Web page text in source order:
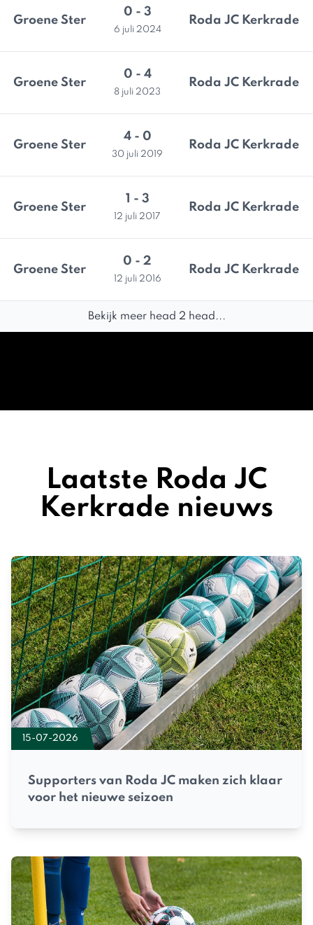
Groene Ster
0 - 3
6 juli 2024
Roda JC Kerkrade
Groene Ster
0 - 4
8 juli 2023
Roda JC Kerkrade
Groene Ster
4 - 0
30 juli 2019
Roda JC Kerkrade
Groene Ster
1 - 3
12 juli 2017
Roda JC Kerkrade
Groene Ster
0 - 2
12 juli 2016
Roda JC Kerkrade
Bekijk meer head 2 head...
Laatste Roda JC
Kerkrade nieuws
15-07-2026
Supporters van Roda JC maken zich klaar
voor het nieuwe seizoen